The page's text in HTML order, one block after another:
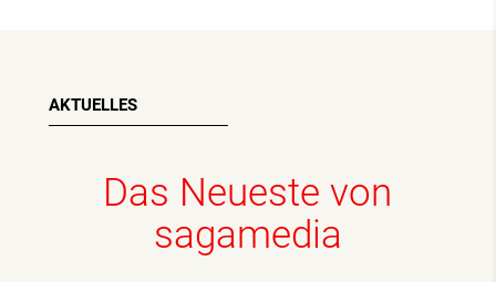
AKTUELLES
Das Neueste von
sagamedia